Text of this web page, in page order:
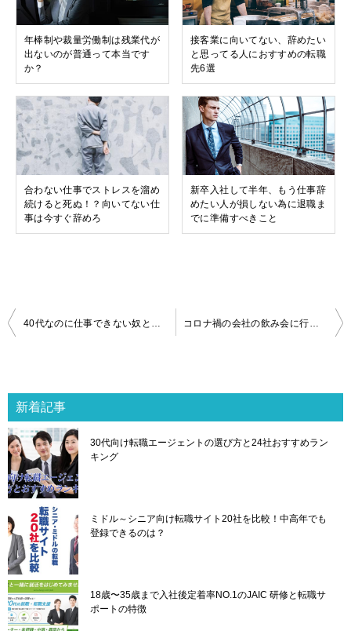
年棒制や裁量労働制は残業代が
出ないのが普通って本当です
か？
接客業に向いてない、辞めたい
と思ってる人におすすめの転職
先6選
合わない仕事でストレスを溜め
続けると死ぬ！？向いてない仕
事は今すぐ辞めろ
新卒入社して半年、もう仕事辞
めたい人が損しない為に退職ま
でに準備すべきこと
投
稿
ゲ
ー
シ
ョ
ン
新着記事
30代向け転職エージェントの選び方と24社おすすめラン
キング
ミドル～シニア向け転職サイト20社を比較！中高年でも
登録できるのは？
18歳〜35歳まで入社後定着率NO.1のJAIC 研修と転職サ
ポートの特徴